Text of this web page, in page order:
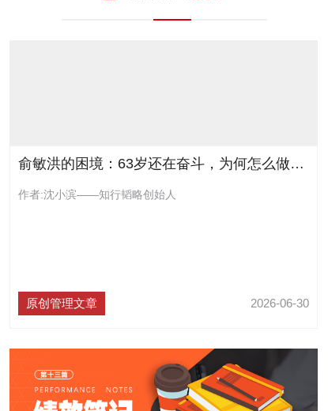
俞敏洪的困境：63岁还在奋斗，为何怎么做都不对？
作者:沈小滨——知行韬略创始人
原创管理文章 2026-06-30